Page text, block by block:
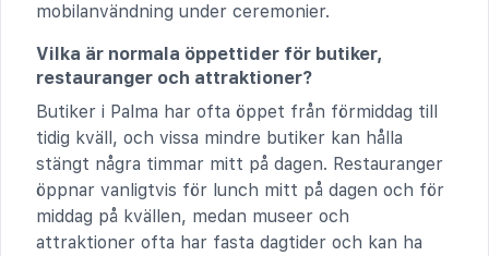
mobilanvändning under ceremonier.
Vilka är normala öppettider för butiker,
restauranger och attraktioner?
Butiker i Palma har ofta öppet från förmiddag till
tidig kväll, och vissa mindre butiker kan hålla
stängt några timmar mitt på dagen. Restauranger
öppnar vanligtvis för lunch mitt på dagen och för
middag på kvällen, medan museer och
attraktioner ofta har fasta dagtider och kan ha